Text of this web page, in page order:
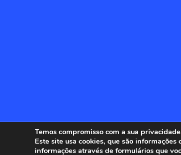
Temos compromisso com a sua
Este site usa cookies, que são
informações através de formulários que